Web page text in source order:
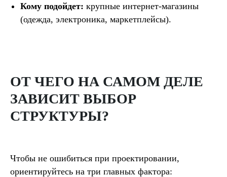
Кому подойдет: крупные интернет-магазины
(одежда, электроника, маркетплейсы).
ОТ ЧЕГО НА САМОМ ДЕЛЕ
ЗАВИСИТ ВЫБОР
СТРУКТУРЫ?
Чтобы не ошибиться при проектировании,
ориентируйтесь на три главных фактора: